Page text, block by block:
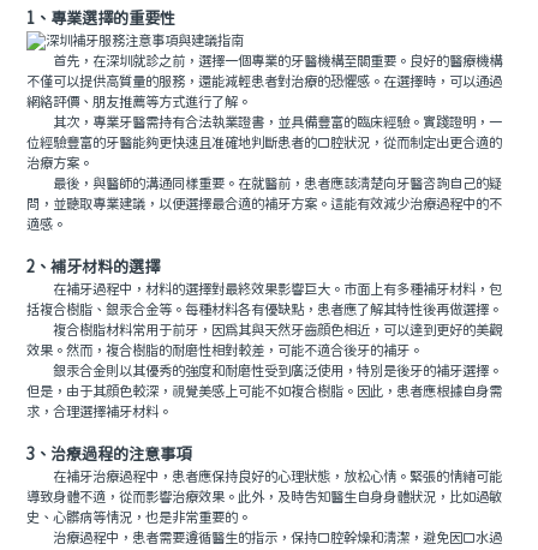
1、專業選擇的重要性
首先，在深圳就診之前，選擇一個專業的牙醫機構至關重要。良好的醫療機構
不僅可以提供高質量的服務，還能減輕患者對治療的恐懼感。在選擇時，可以通過
網絡評價、朋友推薦等方式進行了解。
其次，專業牙醫需持有合法執業證書，並具備豐富的臨床經驗。實踐證明，一
位經驗豐富的牙醫能夠更快速且准確地判斷患者的口腔狀況，從而制定出更合適的
治療方案。
最後，與醫師的溝通同樣重要。在就醫前，患者應該清楚向牙醫咨詢自己的疑
問，並聽取專業建議，以便選擇最合適的補牙方案。這能有效減少治療過程中的不
適感。
2、補牙材料的選擇
在補牙過程中，材料的選擇對最終效果影響巨大。市面上有多種補牙材料，包
括複合樹脂、銀汞合金等。每種材料各有優缺點，患者應了解其特性後再做選擇。
複合樹脂材料常用于前牙，因爲其與天然牙齒顔色相近，可以達到更好的美觀
效果。然而，複合樹脂的耐磨性相對較差，可能不適合後牙的補牙。
銀汞合金則以其優秀的強度和耐磨性受到廣泛使用，特別是後牙的補牙選擇。
但是，由于其顔色較深，視覺美感上可能不如複合樹脂。因此，患者應根據自身需
求，合理選擇補牙材料。
3、治療過程的注意事項
在補牙治療過程中，患者應保持良好的心理狀態，放松心情。緊張的情緒可能
導致身體不適，從而影響治療效果。此外，及時告知醫生自身身體狀況，比如過敏
史、心髒病等情況，也是非常重要的。
治療過程中，患者需要遵循醫生的指示，保持口腔幹燥和清潔，避免因口水過